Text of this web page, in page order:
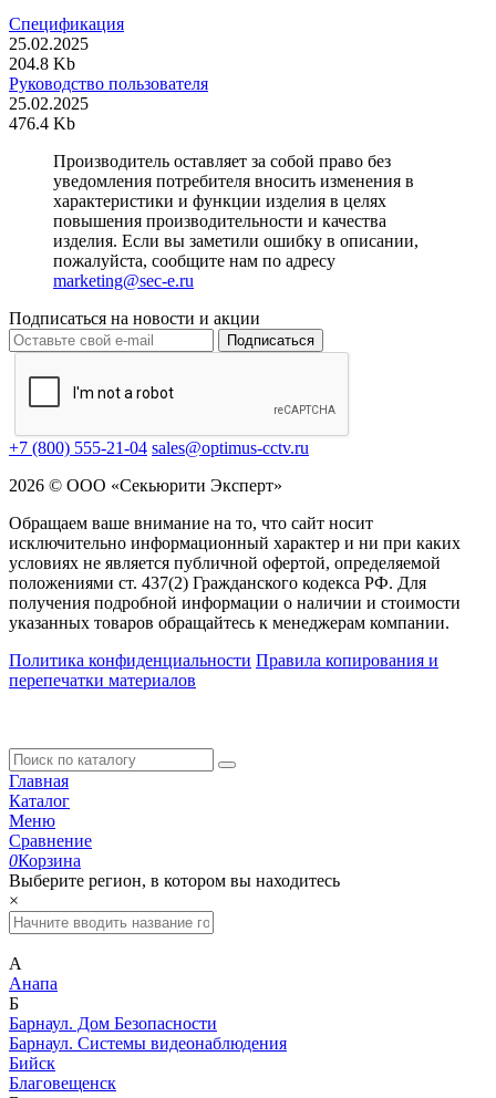
Спецификация
25.02.2025
204.8 Kb
Руководство пользователя
25.02.2025
476.4 Kb
Производитель оставляет за собой право без
уведомления потребителя вносить изменения в
характеристики и функции изделия в целях
повышения производительности и качества
изделия. Если вы заметили ошибку в описании,
пожалуйста, сообщите нам по адресу
marketing@sec-e.ru
Подписаться на новости и акции
Подписаться
+7 (800) 555-21-04 sales@optimus-cctv.ru
2026 © ООО «Секьюрити Эксперт»
Обращаем ваше внимание на то, что сайт носит
исключительно информационный характер и ни при каких
условиях не является публичной офертой, определяемой
положениями ст. 437(2) Гражданского кодекса РФ. Для
получения подробной информации о наличии и стоимости
указанных товаров обращайтесь к менеджерам компании.
Политика конфиденциальности Правила копирования и
перепечатки материалов
Главная
Каталог
Меню
Сравнение
0Корзина
Выберите регион, в котором вы находитесь
×
А
Анапа
Б
Барнаул. Дом Безопасности
Барнаул. Системы видеонаблюдения
Бийск
Благовещенск